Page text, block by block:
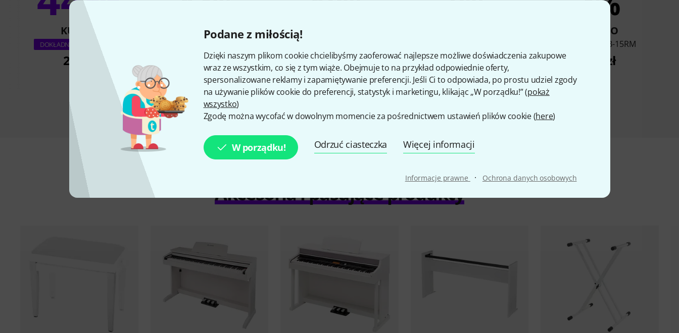
Podane z miłością!
Dzięki naszym plikom cookie chcielibyśmy zaoferować najlepsze możliwe doświadczenia zakupowe
wraz ze wszystkim, co się z tym wiąże. Obejmuje to na przykład odpowiednie oferty,
spersonalizowane reklamy i zapamiętywanie preferencji. Jeśli Ci to odpowiada, po prostu udziel zgody
na używanie plików cookie do preferencji, statystyk i marketingu, klikając „W porządku!” (pokaż
wszystko)
Zgodę można wycofać w dowolnym momencie za pośrednictwem ustawień plików cookie (here)
W porządku! Odrzuć ciasteczka Więcej informacji
Informacje prawne · Ochrona danych osobowych
KUPIŁO
DOKŁADNIE TEN PRODUKT
285 zł
KUPIŁO
299 zł 299 zł 388 zł
KUPIŁO
Thomann KB-15RM
285 zł
Akcesoria i pasujące produkty